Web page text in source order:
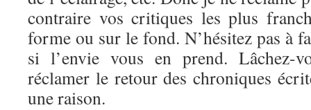
contraire vos critiques les plus
forme ou sur le fond. N’hésitez pas à
si l’envie vous en prend. Lâchez-
réclamer le retour des chroniques
une raison.